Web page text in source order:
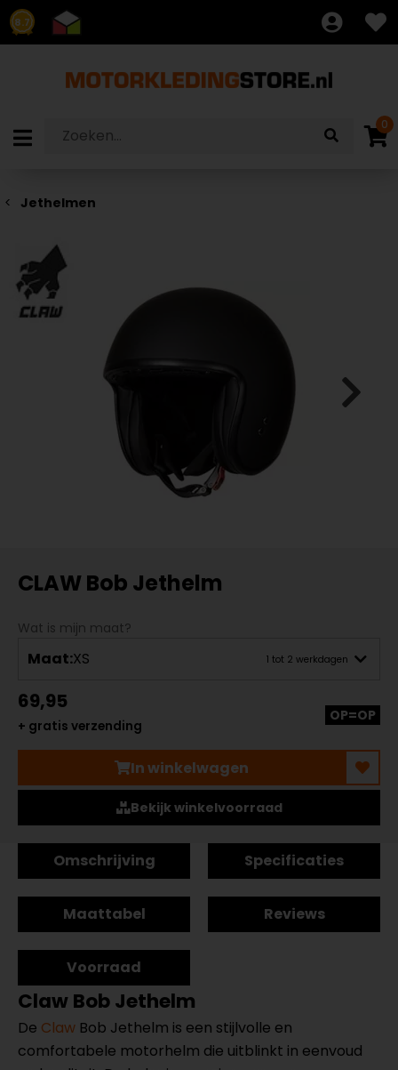
8.7
0
Jethelmen
CLAW Bob Jethelm
Wat is mijn maat?
Maat:XS 1 tot 2 werkdagen
69,95
+ gratis verzending
OP=OP
In winkelwagen
Bekijk winkelvoorraad
Omschrijving Specificaties
Maattabel Reviews
Voorraad
Claw Bob Jethelm
De Claw Bob Jethelm is een stijlvolle en
comfortabele motorhelm die uitblinkt in eenvoud